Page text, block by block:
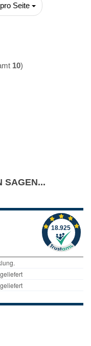
Seite
Seite
10)
SAGEN...